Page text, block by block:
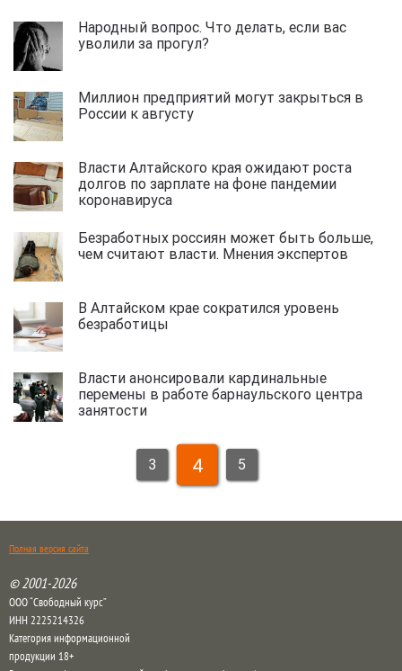
Народный вопрос. Что делать, если вас
уволили за прогул?
Миллион предприятий могут закрыться в
России к августу
Власти Алтайского края ожидают роста
долгов по зарплате на фоне пандемии
коронавируса
Безработных россиян может быть больше,
чем считают власти. Мнения экспертов
В Алтайском крае сократился уровень
безработицы
Власти анонсировали кардинальные
перемены в работе барнаульского центра
занятости
3 4 5
Полная версия сайта
© 2001-2026
ООО “Свободный курс”
ИНН 2225214326
Категория информационной
продукции 18+